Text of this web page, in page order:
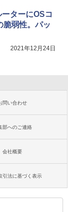
ターにOSコ
脆弱性。パッ
2021年12月24日
問い合わせ
部へのご連絡
会社概要
引法に基づく表示